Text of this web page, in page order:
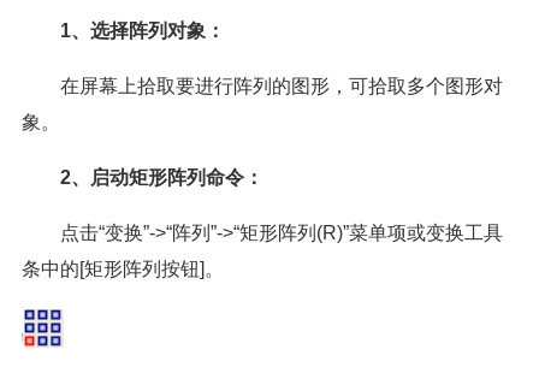
1、选择阵列对象：
在屏幕上拾取要进行阵列的图形，可拾取多个图形对
象。
2、启动矩形阵列命令：
点击“变换”->“阵列”->“矩形阵列(R)”菜单项或变换工具
条中的[矩形阵列按钮]。